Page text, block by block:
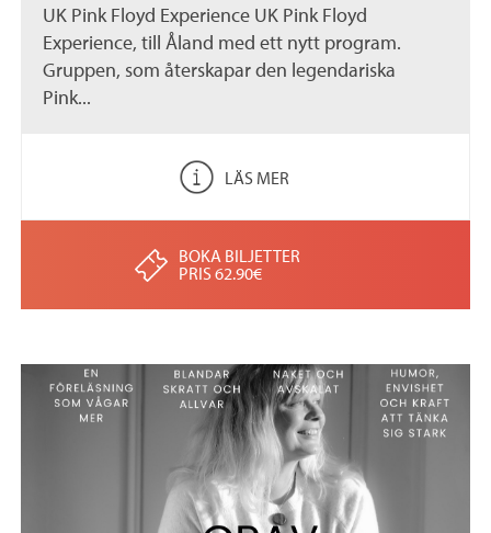
UK Pink Floyd Experience UK Pink Floyd
Experience, till Åland med ett nytt program.
Gruppen, som återskapar den legendariska
Pink...
LÄS MER
BOKA BILJETTER
PRIS 62.90€